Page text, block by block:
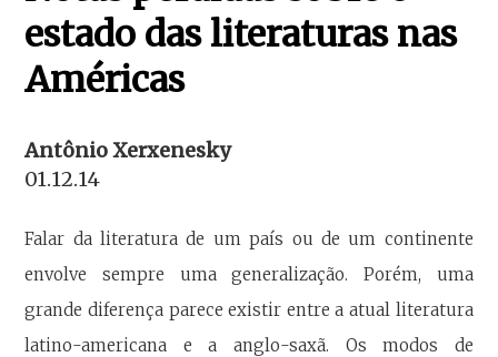
estado das literaturas nas
Américas
Antônio Xerxenesky
01.12.14
Falar da literatura de um país ou de um continente
envolve sempre uma generalização. Porém, uma
grande diferença parece existir entre a atual literatura
latino-americana e a anglo-saxã. Os modos de